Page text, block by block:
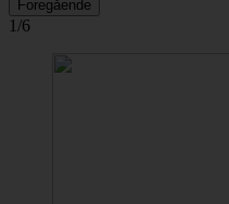
Foregående
1/6